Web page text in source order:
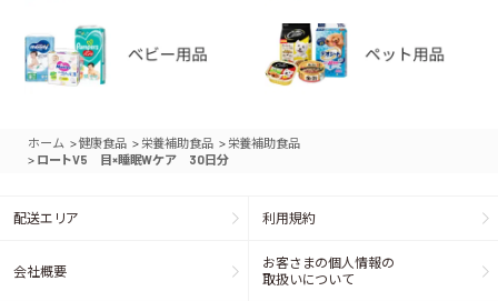
ホーム >健康食品 > 栄養補助食品 > 栄養補助食品
> ロートV5 目×睡眠Wケア 30日分
配送エリア 利用規約
会社概要
お客さまの個人情報の
取扱いについて